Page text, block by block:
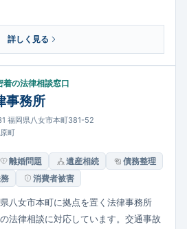
い説明と迅速丁寧な対応を心がけ、納
が特徴です。相談しやすい体制を整
える専門家として活動しています。
詳しく見る
着の法律相談窓口
事務所
福岡県八女市本町381-52
町
離婚問題 遺産相続
債務整理
消費者被害
八女市本町に拠点を置く法律事務所
法律相談に対応しています。交通事故